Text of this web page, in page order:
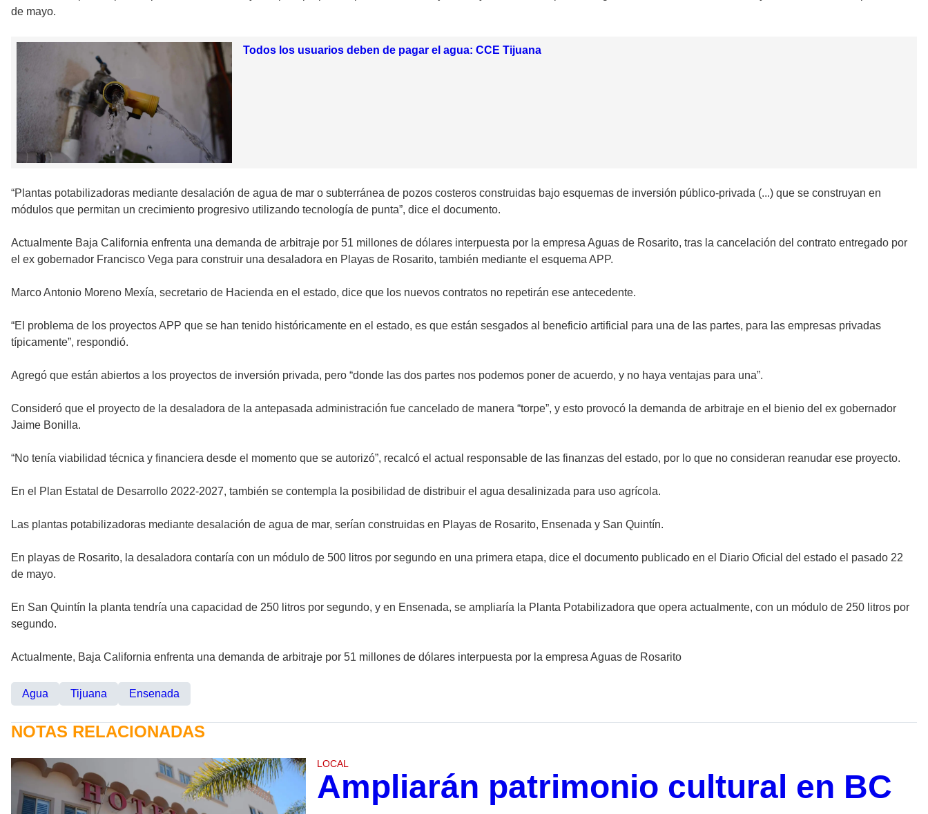
de mayo.
Todos los usuarios deben de pagar el agua: CCE Tijuana
“Plantas potabilizadoras mediante desalación de agua de mar o subterránea de pozos costeros construidas bajo esquemas de inversión público-privada (...) que se construyan en
módulos que permitan un crecimiento progresivo utilizando tecnología de punta”, dice el documento.
Actualmente Baja California enfrenta una demanda de arbitraje por 51 millones de dólares interpuesta por la empresa Aguas de Rosarito, tras la cancelación del contrato entregado por
el ex gobernador Francisco Vega para construir una desaladora en Playas de Rosarito, también mediante el esquema APP.
Marco Antonio Moreno Mexía, secretario de Hacienda en el estado, dice que los nuevos contratos no repetirán ese antecedente.
“El problema de los proyectos APP que se han tenido históricamente en el estado, es que están sesgados al beneficio artificial para una de las partes, para las empresas privadas
típicamente”, respondió.
Agregó que están abiertos a los proyectos de inversión privada, pero “donde las dos partes nos podemos poner de acuerdo, y no haya ventajas para una”.
Consideró que el proyecto de la desaladora de la antepasada administración fue cancelado de manera “torpe”, y esto provocó la demanda de arbitraje en el bienio del ex gobernador
Jaime Bonilla.
“No tenía viabilidad técnica y financiera desde el momento que se autorizó”, recalcó el actual responsable de las finanzas del estado, por lo que no consideran reanudar ese proyecto.
En el Plan Estatal de Desarrollo 2022-2027, también se contempla la posibilidad de distribuir el agua desalinizada para uso agrícola.
Las plantas potabilizadoras mediante desalación de agua de mar, serían construidas en Playas de Rosarito, Ensenada y San Quintín.
En playas de Rosarito, la desaladora contaría con un módulo de 500 litros por segundo en una primera etapa, dice el documento publicado en el Diario Oficial del estado el pasado 22
de mayo.
En San Quintín la planta tendría una capacidad de 250 litros por segundo, y en Ensenada, se ampliaría la Planta Potabilizadora que opera actualmente, con un módulo de 250 litros por
segundo.
Actualmente, Baja California enfrenta una demanda de arbitraje por 51 millones de dólares interpuesta por la empresa Aguas de Rosarito
Agua Tijuana Ensenada
NOTAS RELACIONADAS
LOCAL
Ampliarán patrimonio cultural en BC